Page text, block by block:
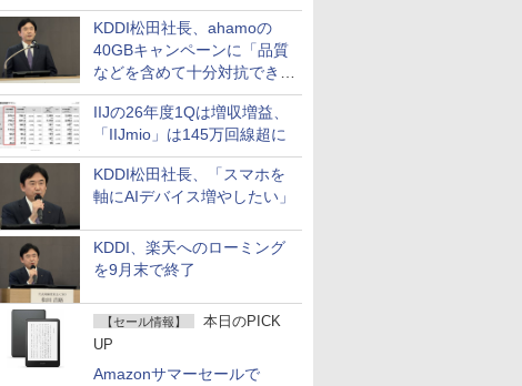
題
KDDI松田社長、ahamoの
40GBキャンペーンに「品質
などを含めて十分対抗でき
る」
IIJの26年度1Qは増収増益、
「IIJmio」は145万回線超に
KDDI松田社長、「スマホを
軸にAIデバイス増やしたい」
KDDI、楽天へのローミング
を9月末で終了
【セール情報】
本日のPICK
UP
Amazonサマーセールで